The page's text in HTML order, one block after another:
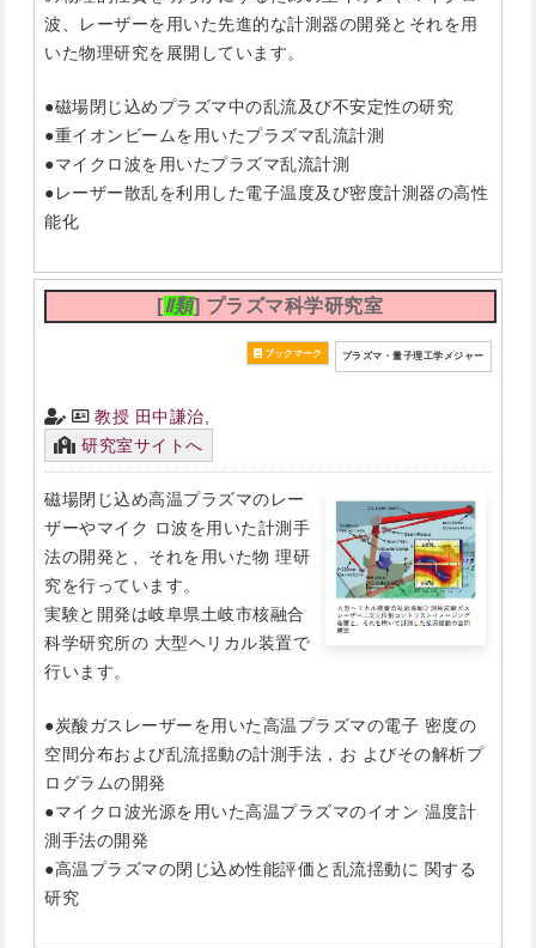
波、レーザーを用いた先進的な計測器の開発とそれを用
いた物理研究を展開しています。
●磁場閉じ込めプラズマ中の乱流及び不安定性の研究
●重イオンビームを用いたプラズマ乱流計測
●マイクロ波を用いたプラズマ乱流計測
●レーザー散乱を利用した電子温度及び密度計測器の高性
能化
[Ⅱ類] プラズマ科学研究室
プラズマ・量子理工学メジャー
教授 田中謙治,
研究室サイトへ
磁場閉じ込め高温プラズマのレー
ザーやマイク ロ波を用いた計測手
法の開発と、それを用いた物 理研
究を行っています。
実験と開発は岐阜県土岐市核融合
科学研究所の 大型ヘリカル装置で
行います。
●炭酸ガスレーザーを用いた高温プラズマの電子 密度の
空間分布および乱流揺動の計測手法，お よびその解析プ
ログラムの開発
●マイクロ波光源を用いた高温プラズマのイオン 温度計
測手法の開発
●高温プラズマの閉じ込め性能評価と乱流揺動に 関する
研究